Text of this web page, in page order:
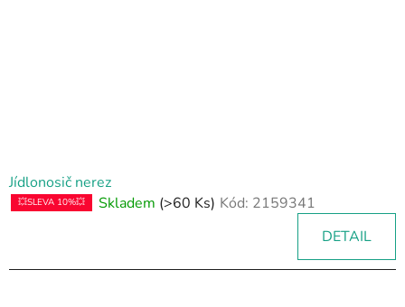
Jídlonosič nerez
💥SLEVA 10%💥 Skladem (>60 Ks) Kód: 2159341
DETAIL